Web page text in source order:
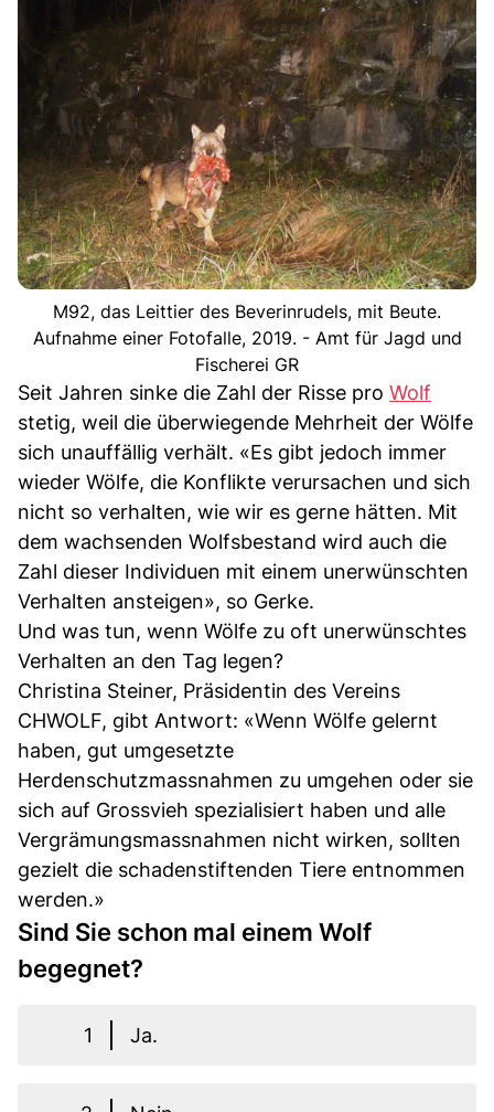
M92, das Leittier des Beverinrudels, mit Beute.
Aufnahme einer Fotofalle, 2019. - Amt für Jagd und
Fischerei GR
Seit Jahren sinke die Zahl der Risse pro Wolf
stetig, weil die überwiegende Mehrheit der Wölfe
sich unauffällig verhält. «Es gibt jedoch immer
wieder Wölfe, die Konflikte verursachen und sich
nicht so verhalten, wie wir es gerne hätten. Mit
dem wachsenden Wolfsbestand wird auch die
Zahl dieser Individuen mit einem unerwünschten
Verhalten ansteigen», so Gerke.
Und was tun, wenn Wölfe zu oft unerwünschtes
Verhalten an den Tag legen?
Christina Steiner, Präsidentin des Vereins
CHWOLF, gibt Antwort: «Wenn Wölfe gelernt
haben, gut umgesetzte
Herdenschutzmassnahmen zu umgehen oder sie
sich auf Grossvieh spezialisiert haben und alle
Vergrämungsmassnahmen nicht wirken, sollten
gezielt die schadenstiftenden Tiere entnommen
werden.»
Sind Sie schon mal einem Wolf
begegnet?
1 Ja.